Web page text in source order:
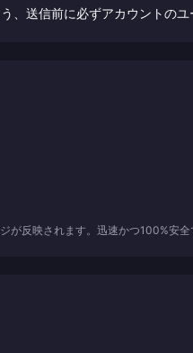
、送信前に必ずアカウントのユ
反映されます。迅速かつ100%安全